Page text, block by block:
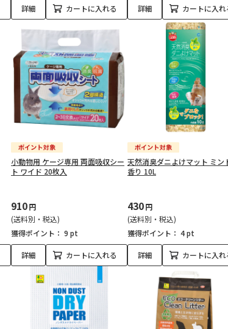
詳細 カートに入れる 詳細 カートに入れ
小動物用 ケージ専用 両面吸収シー
ト ワイド 20枚入
910円
(送料別・税込)
獲得ポイント： 9 pt
詳細 カートに入れる
天然消臭ダニよけマット ミン
香り 10L
430円
(送料別・税込)
獲得ポイント： 4 pt
詳細 カートに入れ